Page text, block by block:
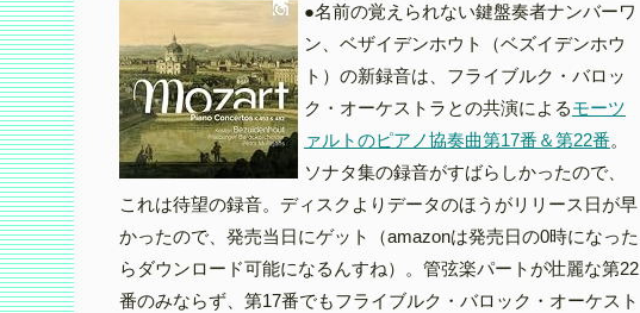
●名前の覚えられない鍵盤奏者ナンバーワ
ン、ベザイデンホウト（ベズイデンホウ
ト）の新録音は、フライブルク・バロッ
ク・オーケストラとの共演によるモーツ
ァルトのピアノ協奏曲第17番＆第22番。
ソナタ集の録音がすばらしかったので、
これは待望の録音。ディスクよりデータのほうがリリース日が早
かったので、発売当日にゲット（amazonは発売日の0時になった
らダウンロード可能になるんすね）。管弦楽パートが壮麗な第22
番のみならず、第17番でもフライブルク・バロック・オーケスト